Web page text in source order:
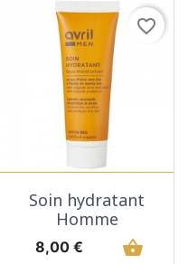
favorite_border
Soin hydratant
Homme
Prix
8,00 € shopping_basket